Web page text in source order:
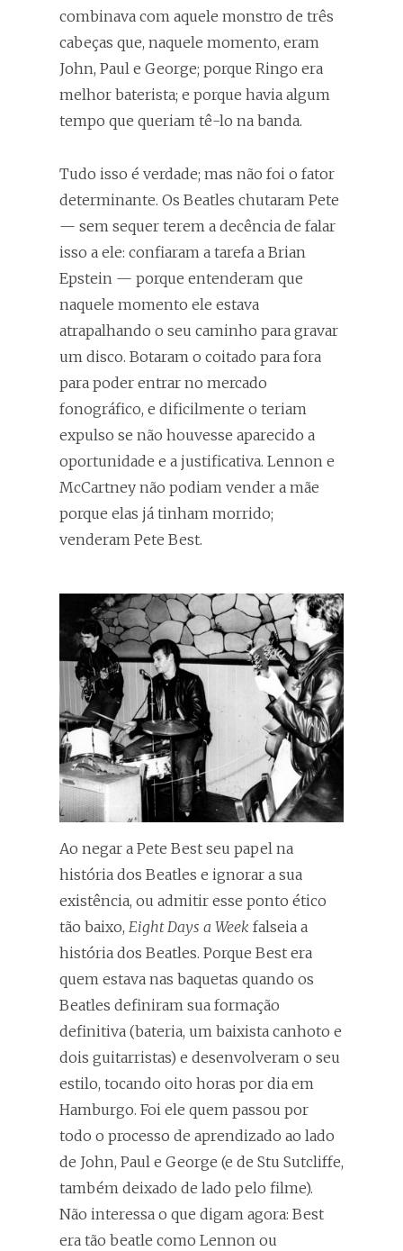
combinava com aquele monstro de três
cabeças que, naquele momento, eram
John, Paul e George; porque Ringo era
melhor baterista; e porque havia algum
tempo que queriam tê-lo na banda.
Tudo isso é verdade; mas não foi o fator
determinante. Os Beatles chutaram Pete
— sem sequer terem a decência de falar
isso a ele: confiaram a tarefa a Brian
Epstein — porque entenderam que
naquele momento ele estava
atrapalhando o seu caminho para gravar
um disco. Botaram o coitado para fora
para poder entrar no mercado
fonográfico, e dificilmente o teriam
expulso se não houvesse aparecido a
oportunidade e a justificativa. Lennon e
McCartney não podiam vender a mãe
porque elas já tinham morrido;
venderam Pete Best.
Ao negar a Pete Best seu papel na
história dos Beatles e ignorar a sua
existência, ou admitir esse ponto ético
tão baixo, Eight Days a Week falseia a
história dos Beatles. Porque Best era
quem estava nas baquetas quando os
Beatles definiram sua formação
definitiva (bateria, um baixista canhoto e
dois guitarristas) e desenvolveram o seu
estilo, tocando oito horas por dia em
Hamburgo. Foi ele quem passou por
todo o processo de aprendizado ao lado
de John, Paul e George (e de Stu Sutcliffe,
também deixado de lado pelo filme).
Não interessa o que digam agora: Best
era tão beatle como Lennon ou